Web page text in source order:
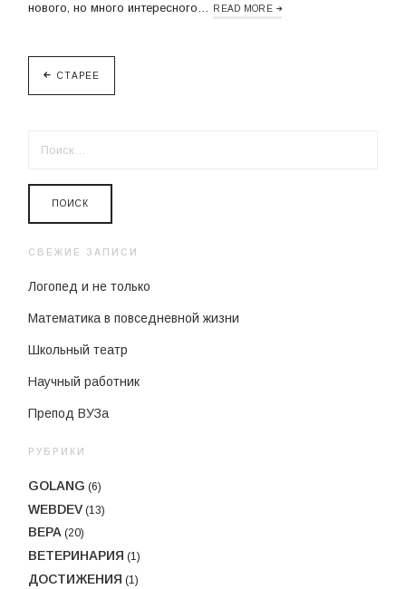
нового, но много интересного…
READ MORE
СТАРЕЕ
СВЕЖИЕ ЗАПИСИ
Логопед и не только
Математика в повседневной жизни
Школьный театр
Научный работник
Препод ВУЗа
РУБРИКИ
GOLANG (6)
WEBDEV (13)
ВЕРА (20)
ВЕТЕРИНАРИЯ (1)
ДОСТИЖЕНИЯ (1)